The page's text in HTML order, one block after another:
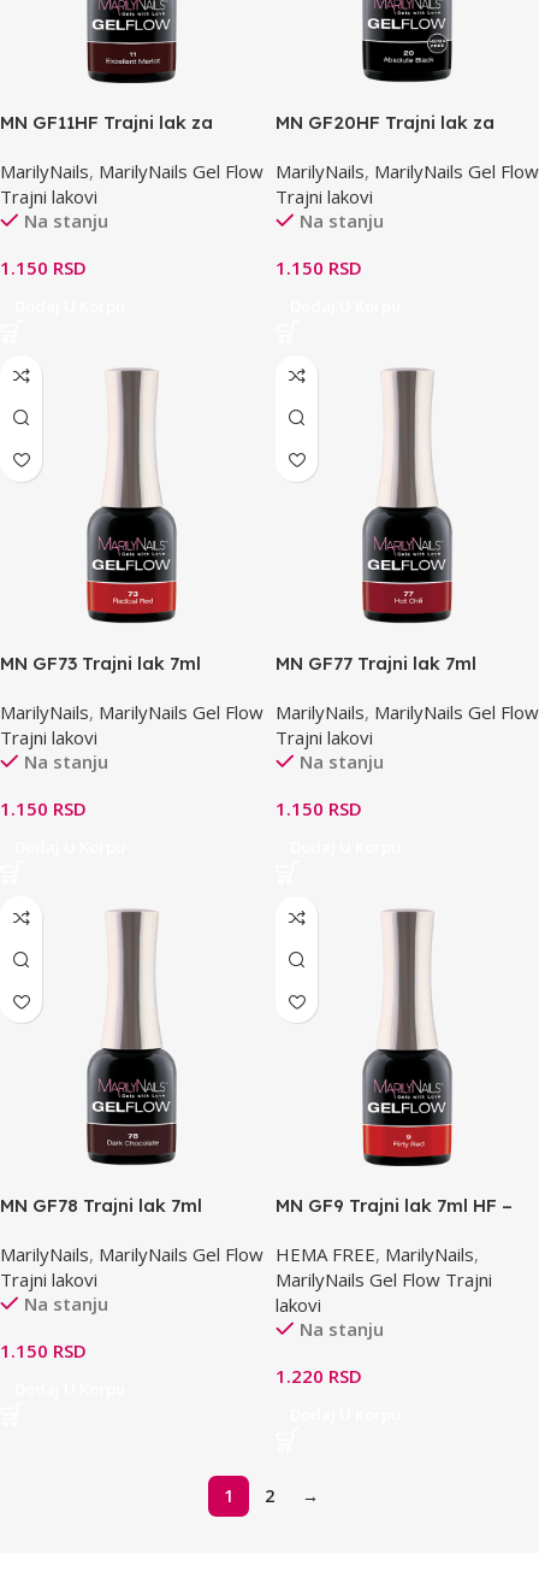
MN GF11HF Trajni lak za
MarilyNails, MarilyNails Gel Flow
Trajni lakovi
Na stanju
1.150 RSD
MN GF20HF Trajni lak za
MarilyNails, MarilyNails Gel Flow
Trajni lakovi
Na stanju
1.150 RSD
MN GF73 Trajni lak 7ml
MarilyNails, MarilyNails Gel Flow
Trajni lakovi
Na stanju
1.150 RSD
MN GF77 Trajni lak 7ml
MarilyNails, MarilyNails Gel Flow
Trajni lakovi
Na stanju
1.150 RSD
MN GF78 Trajni lak 7ml
MarilyNails, MarilyNails Gel Flow
Trajni lakovi
Na stanju
1.150 RSD
MN GF9 Trajni lak 7ml HF –
HEMA FREE, MarilyNails,
MarilyNails Gel Flow Trajni
lakovi
Na stanju
1.220 RSD
1 2 →